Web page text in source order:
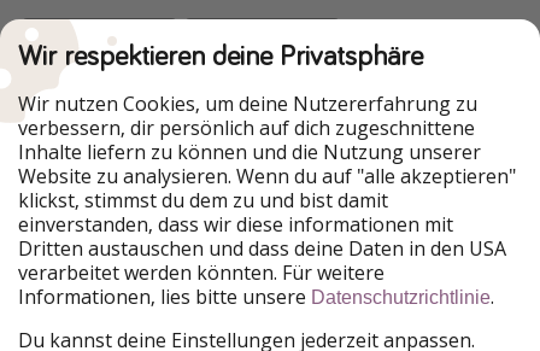
Urlaubspiraten ist Teil der HolidayPirates Group
Unsere Märkte
PiratinViaggio
HolidayPirates
VakantiePiraten
WakacyjniPiraci
VoyagesPirates
Ferienpiraten
Urlaubspiraten
ViajerosPiratas
TravelPirates
Wir respektieren deine Privatsphäre
Wir nutzen Cookies, um deine Nutzererfahrung zu
verbessern, dir persönlich auf dich zugeschnittene
Inhalte liefern zu können und die Nutzung unserer
Website zu analysieren. Wenn du auf "alle akzeptieren"
klickst, stimmst du dem zu und bist damit
einverstanden, dass wir diese informationen mit
Dritten austauschen und dass deine Daten in den USA
verarbeitet werden könnten. Für weitere
Informationen, lies bitte unsere Datenschutzrichtlinie.
Du kannst deine Einstellungen jederzeit anpassen.